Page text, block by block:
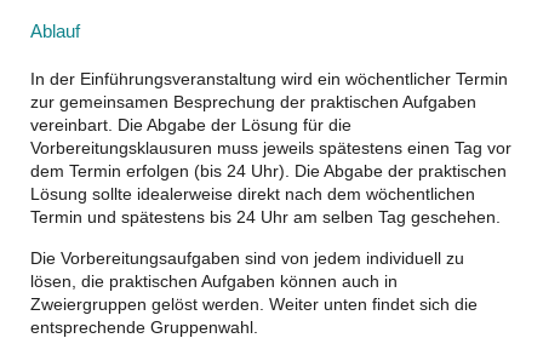
Ablauf
In der Einführungsveranstaltung wird ein wöchentlicher Termin
zur gemeinsamen Besprechung der praktischen Aufgaben
vereinbart. Die Abgabe der Lösung für die
Vorbereitungsklausuren muss jeweils spätestens einen Tag vor
dem Termin erfolgen (bis 24 Uhr). Die Abgabe der praktischen
Lösung sollte idealerweise direkt nach dem wöchentlichen
Termin und spätestens bis 24 Uhr am selben Tag geschehen.
Die Vorbereitungsaufgaben sind von jedem individuell zu
lösen, die praktischen Aufgaben können auch in
Zweiergruppen gelöst werden. Weiter unten findet sich die
entsprechende Gruppenwahl.